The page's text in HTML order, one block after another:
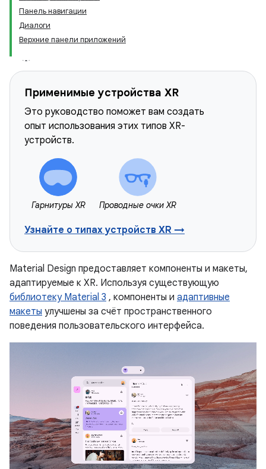
Панель навигации
Диалоги
Верхние панели приложений
Применимые устройства XR
Это руководство поможет вам создать
опыт использования этих типов XR-
устройств.
Гарнитуры XR Проводные очки XR
Узнайте о типах устройств XR →
Material Design предоставляет компоненты и макеты,
адаптируемые к XR. Используя существующую
библиотеку Material 3 , компоненты и адаптивные
макеты улучшены за счёт пространственного
поведения пользовательского интерфейса.